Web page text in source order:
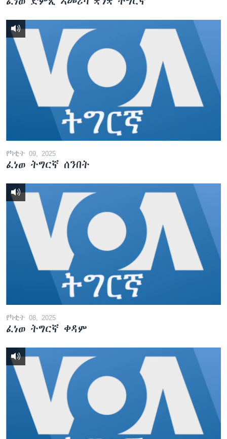
የካቲት 09, 2025
ፈነወ ትግርኛ ሰንበት
የካቲት 08, 2025
ፈነወ ትግርኛ ቀዳም